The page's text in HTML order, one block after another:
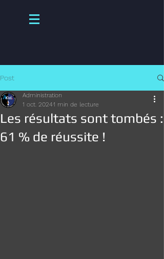
Post
Les résultats sont tombés :
61 % de réussite !
Administration
1 oct. 20241 min de lecture